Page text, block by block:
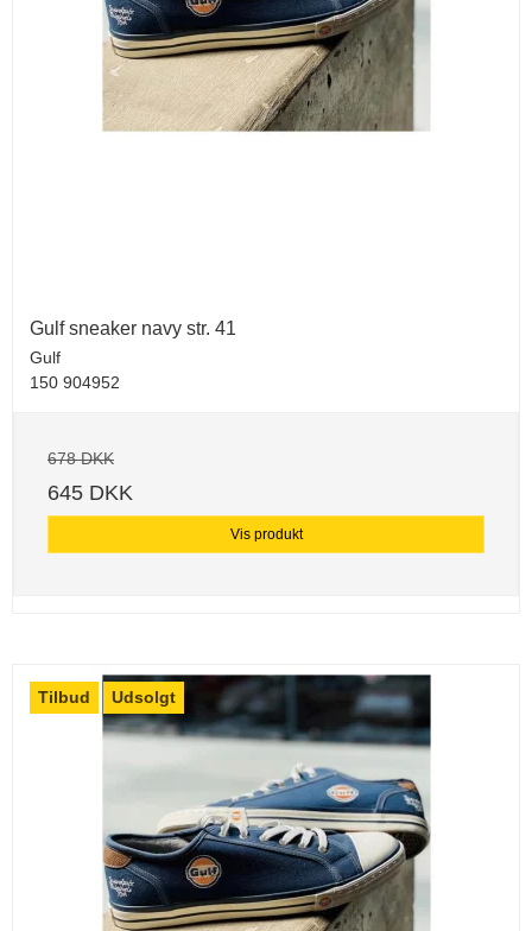
Gulf sneaker navy str. 41
Gulf
150 904952
678 DKK
645 DKK
Vis produkt
Tilbud Udsolgt